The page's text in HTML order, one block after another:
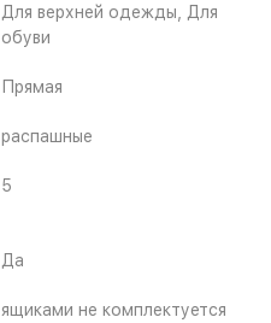
Для верхней одежды, Для
обуви
Прямая
распашные
5
Да
ящиками не комплектуется